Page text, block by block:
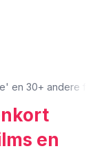
en 30+ andere
en